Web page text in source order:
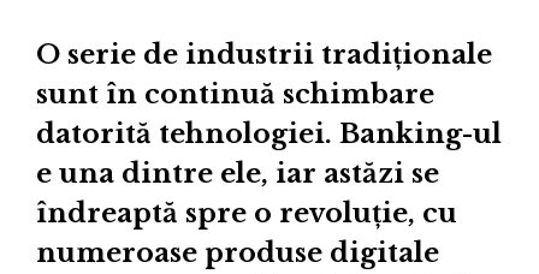
O serie de industrii tradiționale
sunt în continuă schimbare
datorită tehnologiei. Banking-ul
e una dintre ele, iar astăzi se
îndreaptă spre o revoluție, cu
numeroase produse digitale